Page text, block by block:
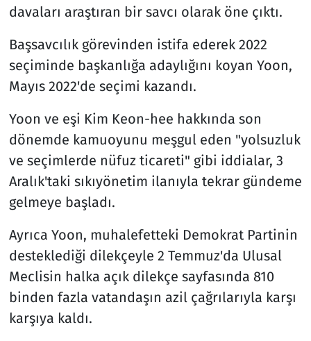
davaları araştıran bir savcı olarak öne çıktı.
Başsavcılık görevinden istifa ederek 2022
seçiminde başkanlığa adaylığını koyan Yoon,
Mayıs 2022'de seçimi kazandı.
Yoon ve eşi Kim Keon-hee hakkında son
dönemde kamuoyunu meşgul eden "yolsuzluk
ve seçimlerde nüfuz ticareti" gibi iddialar, 3
Aralık'taki sıkıyönetim ilanıyla tekrar gündeme
gelmeye başladı.
Ayrıca Yoon, muhalefetteki Demokrat Partinin
desteklediği dilekçeyle 2 Temmuz'da Ulusal
Meclisin halka açık dilekçe sayfasında 810
binden fazla vatandaşın azil çağrılarıyla karşı
karşıya kaldı.